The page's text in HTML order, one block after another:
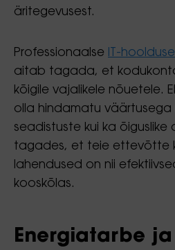
äritegevusest.
Professionaalse IT-hoolduse
aitab tagada, et
kõigile vajalikele nõuetele.
olla hindamatu väärtusega
seadistuste kui ka õiguslike
tagades, et teie ettevõtte
lahendused on nii
kooskõlas.
Energiatarbe ja